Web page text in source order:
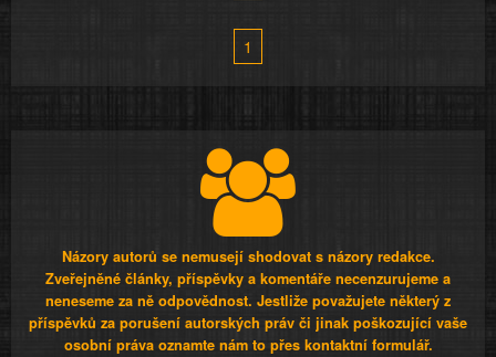
1
Názory autorů se nemusejí shodovat s názory redakce.
Zveřejněné články, příspěvky a komentáře necenzurujeme a
neneseme za ně odpovědnost. Jestliže považujete některý z
příspěvků za porušení autorských práv či jinak poškozující vaše
osobní práva oznamte nám to přes kontaktní formulář.